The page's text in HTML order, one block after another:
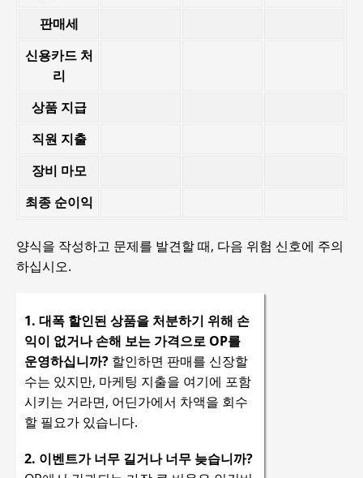
판매세
신용카드 처
리
상품 지급
직원 지출
장비 마모
최종 순이익
양식을 작성하고 문제를 발견할 때, 다음 위험 신호에 주의
하십시오.
1. 대폭 할인된 상품을 처분하기 위해 손
익이 없거나 손해 보는 가격으로 OP를
운영하십니까? 할인하면 판매를 신장할
수는 있지만, 마케팅 지출을 여기에 포함
시키는 거라면, 어딘가에서 차액을 회수
할 필요가 있습니다.
2. 이벤트가 너무 길거나 너무 늦습니까?